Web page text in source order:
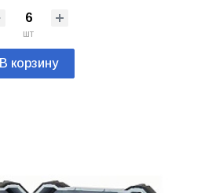
шт
В корзину